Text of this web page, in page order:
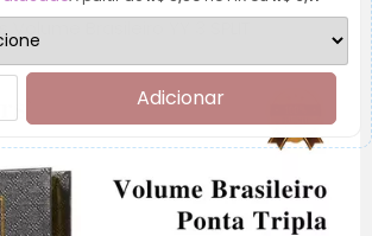
Brasileiro YY 3 SPLIT
Adicionar